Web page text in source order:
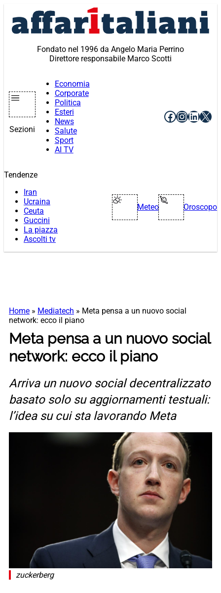
contenuto
Fondato nel 1996 da Angelo Maria Perrino
Direttore responsabile Marco Scotti
Sezioni
Economia
Corporate
Politica
Esteri
News
Salute
Sport
AI TV
Facebook
X
Tendenze
Iran
Ucraina
Ceuta
Guccini
La piazza
Ascolti tv
Meteo Oroscopo
Home » Mediatech » Meta pensa a un nuovo social
network: ecco il piano
Meta pensa a un nuovo social
network: ecco il piano
Arriva un nuovo social decentralizzato
basato solo su aggiornamenti testuali:
l’idea su cui sta lavorando Meta
zuckerberg